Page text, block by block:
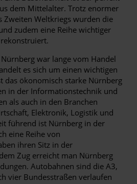
dem Mittelalter. Trotz enormer
Zweiten Weltkriegs wurden die
zudem eine Reihe wichtiger
war lange vom Handel
es sich um einen wichtigen
das ökonomisch starke Nürnberg
in der Informationstechnik und
als auch in den Branchen
Elektronik, Logistik und
führend ist Nürnberg in der
eine Reihe von
ihren Sitz in der
Zug erreicht man Nürnberg
Autobahnen sind die A3,
vier Bundesstraßen verlaufen